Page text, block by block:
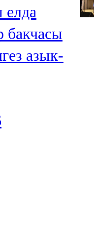
бакчасы
азык-